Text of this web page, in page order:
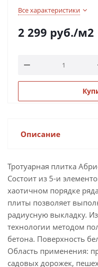
Все характеристики
2 299 руб./м2
Описание
Тротуарная плитка
Состоит из 5-и
хаотичном порядке
плиты позволяет
радиусную выкладку.
технологии методом
бетона. Поверхность
Область применения:
садовых дорожек,